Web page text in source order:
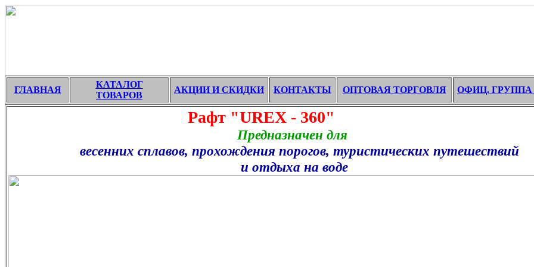
ГЛАВНАЯ
КАТАЛОГ
ТОВАРОВ
АКЦИИ И СКИДКИ КОНТАКТЫ ОПТОВАЯ ТОРГОВЛЯ ОФИЦ.
Рафт "UREX - 360"
Предназначен для
весенних сплавов, прохождения порогов, туристических путешествий
и отдыха на воде